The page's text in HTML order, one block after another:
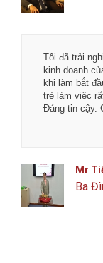
Tôi đã trải
kinh doanh
khi làm bắt
trẻ làm việc
Đáng tin cậy.
Mr
Ba